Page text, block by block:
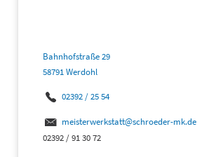
Bahnhofstraße 29
58791 Werdohl
02392 / 25 54
meisterwerkstatt@schroeder-mk.de
02392 / 91 30 72